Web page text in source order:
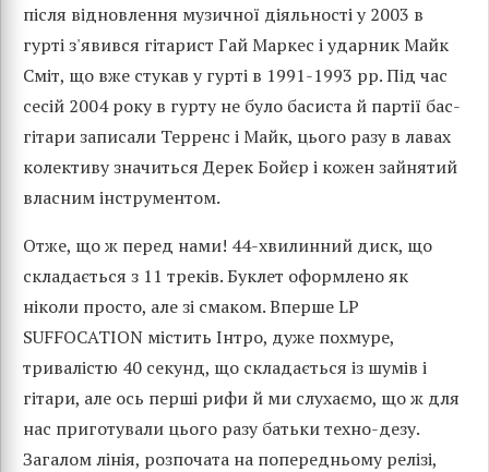
після відновлення музичної діяльності у 2003 в
гурті з'явився гітарист Гай Маркес і ударник Майк
Сміт, що вже стукав у гурті в 1991-1993 рр. Під час
сесій 2004 року в гурту не було басиста й партії бас-
гітари записали Терренс і Майк, цього разу в лавах
колективу значиться Дерек Бойєр і кожен зайнятий
власним інструментом.
Отже, що ж перед нами! 44-хвилинний диск, що
складається з 11 треків. Буклет оформлено як
ніколи просто, але зі смаком. Вперше LP
SUFFOCATION містить Інтро, дуже похмуре,
тривалістю 40 секунд, що складається із шумів і
гітари, але ось перші рифи й ми слухаємо, що ж для
нас приготували цього разу батьки техно-дезу.
Загалом лінія, розпочата на попередньому релізі,